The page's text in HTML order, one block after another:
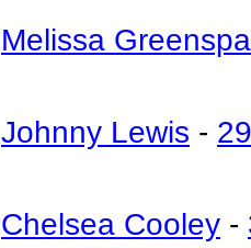
Melissa
Johnny Lewis -
Chelsea Cooley -